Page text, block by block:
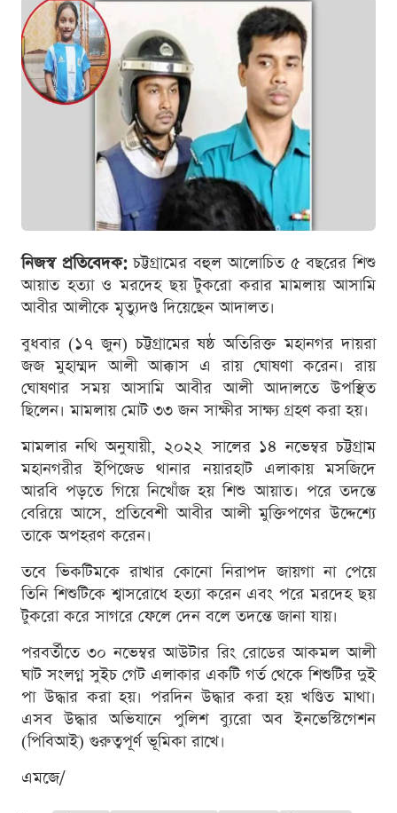
নিজস্ব প্রতিবেদক:চট্টগ্রামের বহুল আলোচিত ৫ বছরের শিশু
আয়াত হত্যা ও মরদেহ ছয় টুকরো করার মামলায় আসামি
আবীর আলীকে মৃত্যুদণ্ড দিয়েছেন আদালত।
বুধবার (১৭ জুন) চট্টগ্রামের ষষ্ঠ অতিরিক্ত মহানগর দায়রা
জজ মুহাম্মদ আলী আক্কাস এ রায় ঘোষণা করেন। রায়
ঘোষণার সময় আসামি আবীর আলী আদালতে উপস্থিত
ছিলেন। মামলায় মোট ৩৩ জন সাক্ষীর সাক্ষ্য গ্রহণ করা হয়।
মামলার নথি অনুযায়ী, ২০২২ সালের ১৪ নভেম্বর চট্টগ্রাম
মহানগরীর ইপিজেড থানার নয়ারহাট এলাকায় মসজিদে
আরবি পড়তে গিয়ে নিখোঁজ হয় শিশু আয়াত। পরে তদন্তে
বেরিয়ে আসে, প্রতিবেশী আবীর আলী মুক্তিপণের উদ্দেশ্যে
তাকে অপহরণ করেন।
তবে ভিকটিমকে রাখার কোনো নিরাপদ জায়গা না পেয়ে
তিনি শিশুটিকে শ্বাসরোধে হত্যা করেন এবং পরে মরদেহ ছয়
টুকরো করে সাগরে ফেলে দেন বলে তদন্তে জানা যায়।
পরবর্তীতে ৩০ নভেম্বর আউটার রিং রোডের আকমল আলী
ঘাট সংলগ্ন সুইচ গেট এলাকার একটি গর্ত থেকে শিশুটির দুই
পা উদ্ধার করা হয়। পরদিন উদ্ধার করা হয় খণ্ডিত মাথা।
এসব উদ্ধার অভিযানে পুলিশ ব্যুরো অব ইনভেস্টিগেশন
(পিবিআই) গুরুত্বপূর্ণ ভূমিকা রাখে।
এমজে/